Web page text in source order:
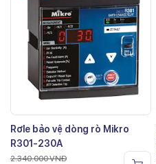
Rơle bảo vệ dòng rò Mikro
R301-230A
2.340.000VNĐ